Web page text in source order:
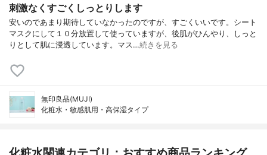
刺激なくすごくしっとりします
安いのであまり期待していなかったのですが、すごくいいです。シート
マスクにして１０分放置して使っていますが、後肌がひんやり、しっと
りとして肌に浸透しています。マス…続きを見る
無印良品(MUJI)
化粧水・敏感肌用・高保湿タイプ